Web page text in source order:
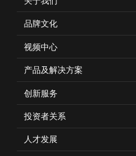
品牌文化
视频中心
产品及解决方案
创新服务
投资者关系
人才发展